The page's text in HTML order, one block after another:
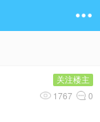
关注楼主
1767 0